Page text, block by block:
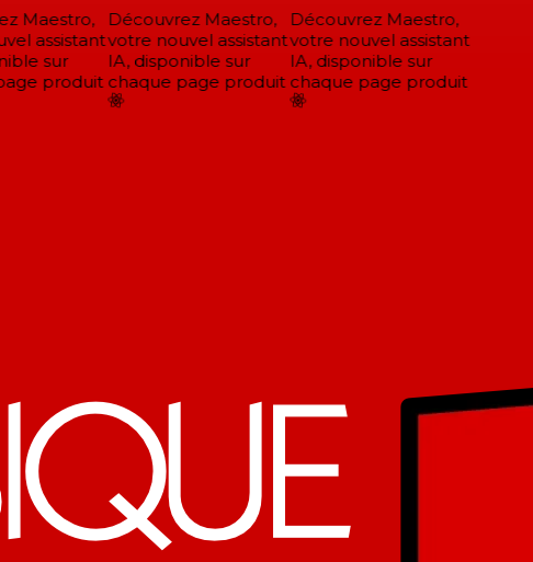
Maestro,
assistant
sur
produit
Découvrez Maestro,
votre nouvel assistant
IA, disponible sur
chaque page produit
Découvrez Maestro,
votre nouvel assistant
IA, disponible sur
chaque page produit